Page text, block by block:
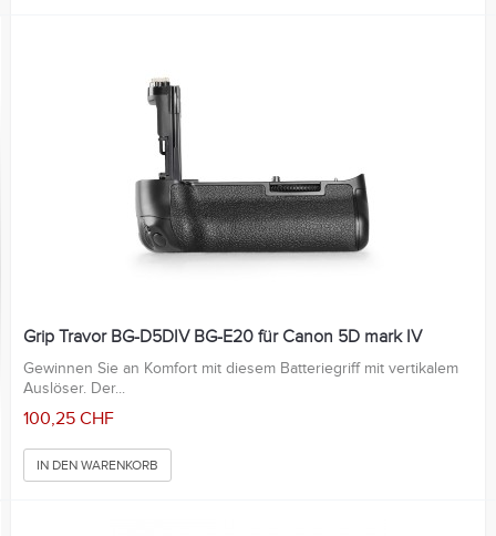
Grip Travor BG-D5DIV BG-E20 für Canon 5D mark IV
Gewinnen Sie an Komfort mit diesem Batteriegriff mit vertikalem
Auslöser. Der...
100,25 CHF
IN DEN WARENKORB